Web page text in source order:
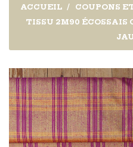
ACCUEIL COUPONS
TISSU 2M90